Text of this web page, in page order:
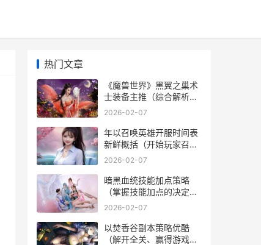
热门文章
《魔兽世界》黑翼之巢术
士装备主推（综合解析术
士在黑翼之巢中的装备需
线
2026-02-07
年以召唤英雄开服时间表
新鲜概括（开始玩家召唤
英雄之旅的重要信息集
2026-02-07
暗黑血统技能加点策略
（掌握技能加点的决定因
素，提高战斗实力） 暗黑
2026-02-07
以焚香谷副本策略优酷
（解开全关、赢得游戏，